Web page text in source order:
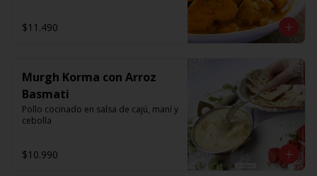
$11.490
Murgh Korma con Arroz
Basmati
Pollo cocinado en salsa de cajú, maní y
cebolla
$10.990